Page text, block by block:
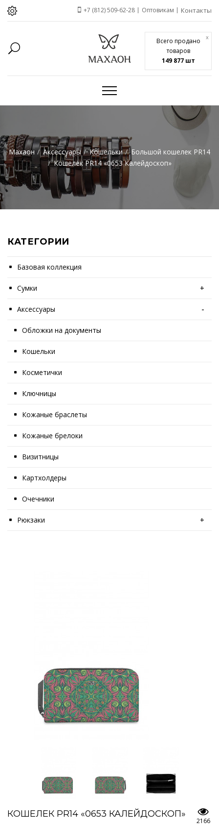
Всего продано
товаров
149 877 шт
x
+7 (812) 509-62-28 Оптовикам Контакты
Махаон Аксессуары Кошельки
Большой кошелек PR14
Кошелек PR14 «0653 Калейдоскоп»
КАТЕГОРИИ
Базовая коллекция
Сумки +
Аксессуары -
Обложки на документы
Кошельки
Косметички
Ключницы
Кожаные браслеты
Кожаные брелоки
Визитницы
Картхолдеры
Очечники
Рюкзаки +
КОШЕЛЕК PR14 «0653 КАЛЕЙДОСКОП»
2166